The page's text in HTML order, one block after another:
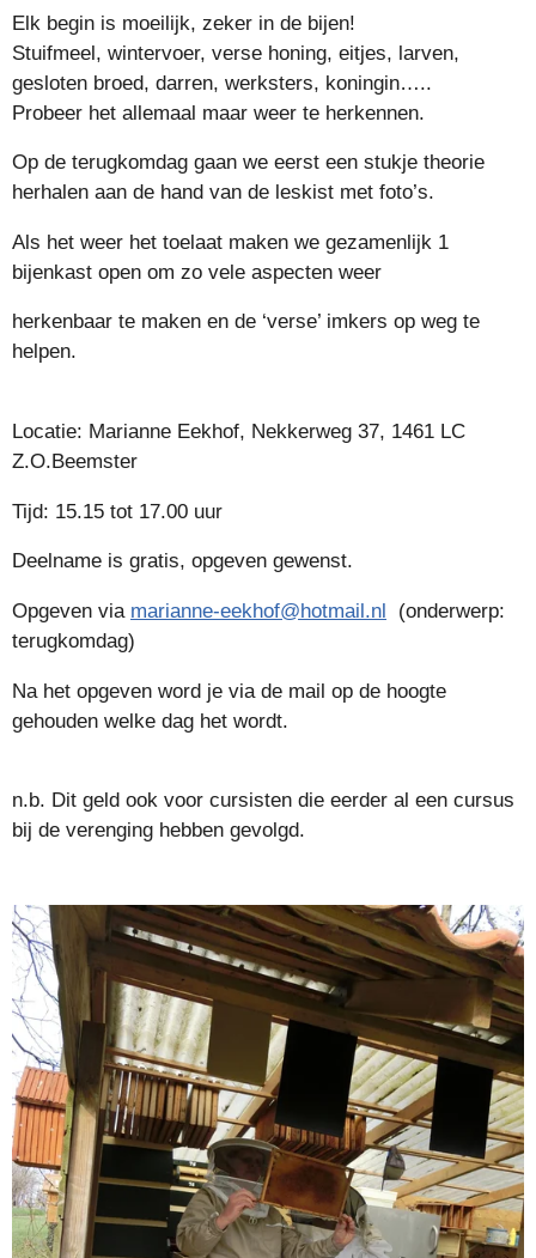
Elk begin is moeilijk, zeker in de bijen!
Stuifmeel, wintervoer, verse honing, eitjes, larven,
gesloten broed, darren, werksters, koningin…..
Probeer het allemaal maar weer te herkennen.
Op de terugkomdag gaan we eerst een stukje theorie
herhalen aan de hand van de leskist met foto’s.
Als het weer het toelaat maken we gezamenlijk 1
bijenkast open om zo vele aspecten weer
herkenbaar te maken en de ‘verse’ imkers op weg te
helpen.
Locatie: Marianne Eekhof, Nekkerweg 37, 1461 LC
Z.O.Beemster
Tijd: 15.15 tot 17.00 uur
Deelname is gratis, opgeven gewenst.
Opgeven via marianne-eekhof@hotmail.nl (onderwerp:
terugkomdag)
Na het opgeven word je via de mail op de hoogte
gehouden welke dag het wordt.
n.b. Dit geld ook voor cursisten die eerder al een cursus
bij de verenging hebben gevolgd.